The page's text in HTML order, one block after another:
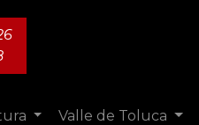
Valle de Toluca